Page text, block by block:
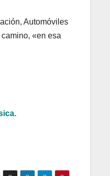
Automóviles
«en esa